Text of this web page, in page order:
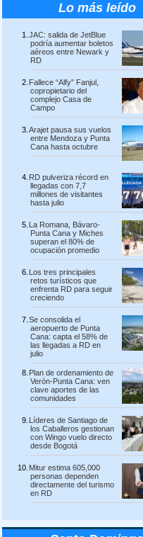
Lo más leído
JAC: salida de JetBlue
podría aumentar boletos
aéreos entre Newark y
RD
Fallece “Alfy” Fanjul,
copropietario del
complejo Casa de
Campo
Arajet pausa sus vuelos
entre Mendoza y Punta
Cana hasta octubre
RD pulveriza récord en
llegadas con 7,7
millones de visitantes
hasta julio
La Romana, Bávaro-
Punta Cana y Miches
superan el 80% de
ocupación promedio
Los tres principales
retos turísticos que
enfrenta RD para seguir
creciendo
Se consolida el
aeropuerto de Punta
Cana: capta el 58% de
las llegadas a RD en
julio
Plan de ordenamiento de
Verón-Punta Cana: ven
clave aportes de las
comunidades
Líderes de Santiago de
los Caballeros gestionan
con Wingo vuelo directo
desde Bogotá
Mitur estima 605,000
personas dependen
directamente del turismo
en RD